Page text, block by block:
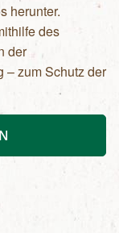
herunter.
des
der
– zum Schutz der